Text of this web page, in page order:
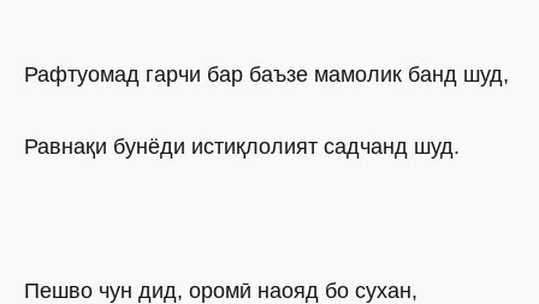
Рафтуомад гарчи бар баъзе мамолик банд шуд,
Равнақи бунёди истиқлолият садчанд шуд.
Пешво чун дид, оромӣ наояд бо сухан,